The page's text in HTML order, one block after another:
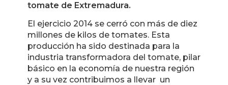
tomate de Extremadura.
El ejercicio 2014 se cerró con más de diez
millones de kilos de tomates. Esta
producción ha sido destinada para la
industria transformadora del tomate, pilar
básico en la economía de nuestra región
y a su vez contribuimos a llevar un